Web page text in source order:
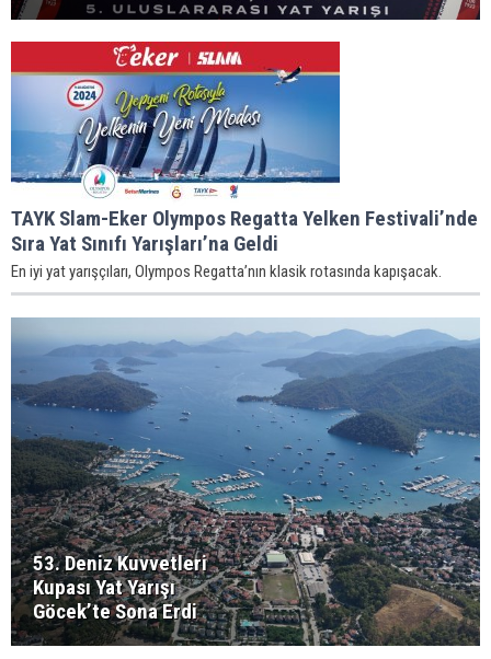
TAYK Slam-Eker Olympos Regatta Yelken Festivali’nde
Sıra Yat Sınıfı Yarışları’na Geldi
En iyi yat yarışçıları, Olympos Regatta’nın klasik rotasında kapışacak.
53. Deniz Kuvvetleri
Kupası Yat Yarışı
Göcek’te Sona Erdi